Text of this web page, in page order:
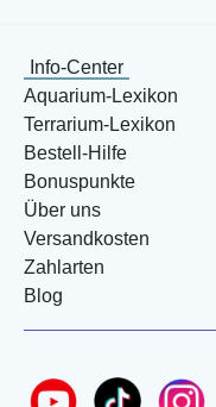
Info-Center
Aquarium-Lexikon
Terrarium-Lexikon
Bestell-Hilfe
Bonuspunkte
Über uns
Versandkosten
Zahlarten
Blog